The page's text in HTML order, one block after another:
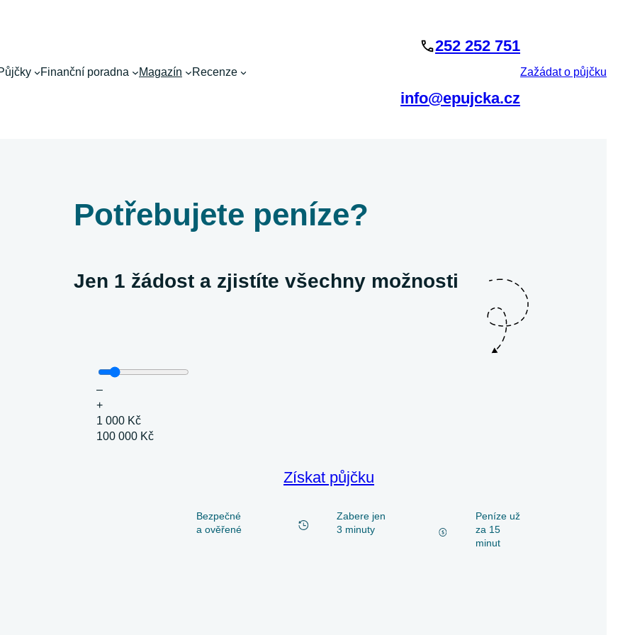
Finanční poradna Magazín Recenze
252 252 751
info@epujcka.cz
Zažádat o půjčku
Potřebujete peníze?
Jen 1 žádost a zjistíte všechny možnosti
–
+
1 000 Kč
100 000 Kč
Získat půjčku
Bezpečné
a ověřené
Zabere jen
3 minuty
Peníze už
za 15
minut